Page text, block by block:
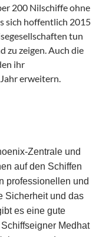
200 Nilschiffe ohne
sich hoffentlich 2015
tun
zu zeigen. Auch die
ihr
erweitern.
Zentrale und
auf den Schiffen
professionellen und
Sicherheit und das
es eine gute
Medhat